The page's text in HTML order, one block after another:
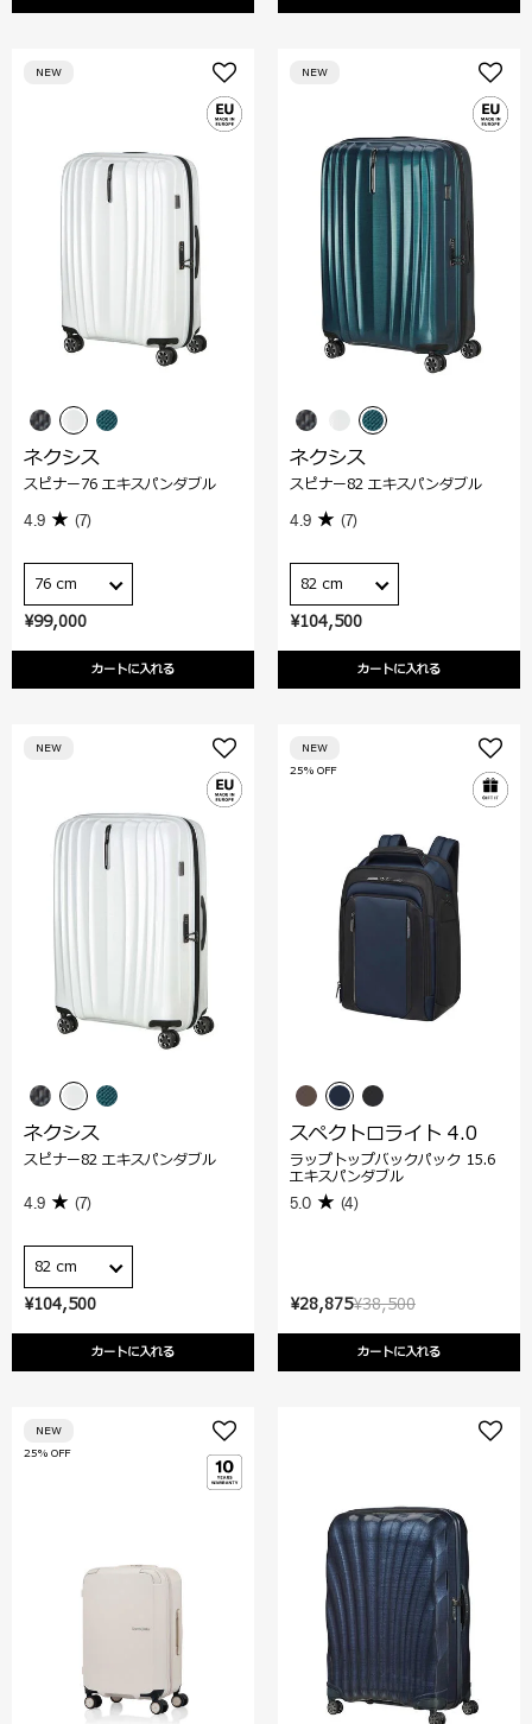
¥99,000
カートに入れる
NEW
ネクシス
スピナー76 エキスパンダブル
4.9 (7)
76 cm
¥104,500
カートに入れる
NEW
ネクシス
スピナー82 エキスパンダブル
4.9 (7)
82 cm
¥104,500
カートに入れる
NEW
ネクシス
スピナー82 エキスパンダブル
4.9 (7)
82 cm
¥38,500
¥28,875
カートに入れる
25% OFF
NEW
スペクトロライト 4.0
ラップトップバックパック 15.6
エキスパンダブル
5.0 (4)
25% OFF
NEW